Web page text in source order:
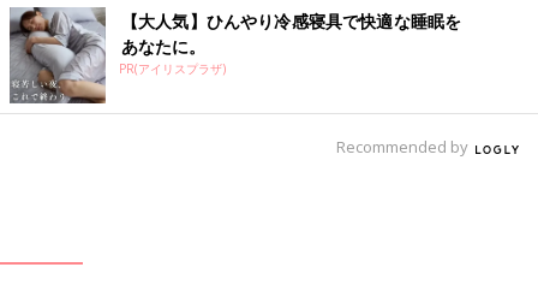
【大人気】ひんやり冷感寝具で快適な睡眠を
あなたに。
PR(アイリスプラザ)
Recommended by